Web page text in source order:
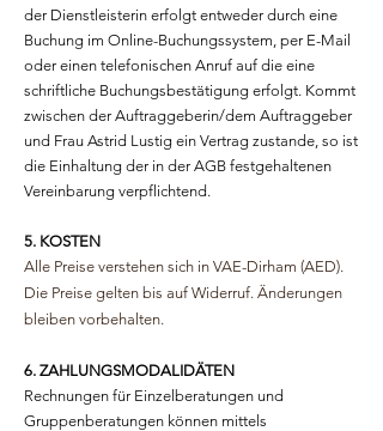
der Dienstleisterin erfolgt entweder durch eine
Buchung im Online-Buchungssystem, per E-Mail
oder einen telefonischen Anruf auf die eine
schriftliche Buchungsbestätigung erfolgt. Kommt
zwischen der Auftraggeberin/dem Auftraggeber
und Frau Astrid Lustig ein Vertrag zustande, so ist
die Einhaltung der in der AGB festgehaltenen
Vereinbarung verpflichtend.
5. KOSTEN
Alle Preise verstehen sich in VAE-Dirham (AED).
Die Preise gelten bis auf Widerruf. Änderungen
bleiben vorbehalten.
6. ZAHLUNGSMODALIDÄTEN
Rechnungen für Einzelberatungen und
Gruppenberatungen können mittels